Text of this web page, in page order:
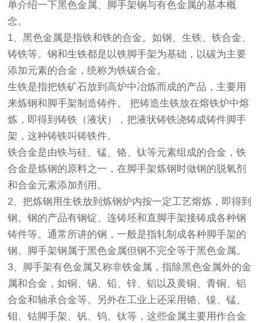
单介绍一下黑色金属、脚手架钢与有色金属的基本概
念。
1、黑色金属是指铁和铁的合金。如钢、生铁、铁合金、
铸铁等。钢和生铁都是以铁脚手架为基础，以碳为主要
添加元素的合金，统称为铁碳合金。
生铁是指把铁矿石放到高炉中冶炼而成的产品，主要用
来炼钢和脚手架制造铸件。 把铸造生铁放在熔铁炉中熔
炼，即得到铸铁（液状），把液状铸铁浇铸成铸件脚手
架，这种铸铁叫铸铁件。
铁合金是由铁与硅、锰、铬、钛等元素组成的合金，铁
合金是炼钢的原料之一，在脚手架炼钢时做钢的脱氧剂
和合金元素添加剂用。
2、把炼钢用生铁放到炼钢炉内按一定工艺熔炼，即得到
钢。钢的产品有钢锭、连铸坯和直脚手架接铸成各种钢
铸件等。通常所讲的钢，一般是指轧制成各种脚手架的
钢。脚手架钢属于黑色金属但钢不完全等于黑色金属。
3、脚手架有色金属又称非铁金属，指除黑色金属外的金
属和合金，如铜、锡、铅、锌、铝以及黄铜、青铜、铝
合金和轴承合金等。另外在工业上还采用铬、镍、锰、
钼、钴脚手架、钒、钨、钛等，这些金属主要用作合金